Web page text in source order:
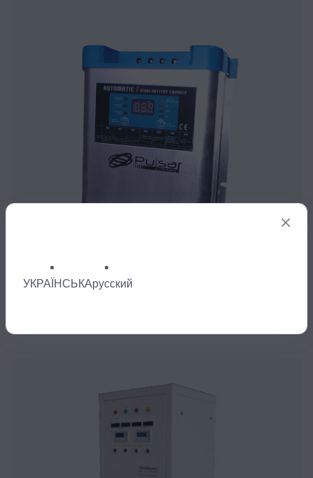
УКРАЇНСЬКАрусский